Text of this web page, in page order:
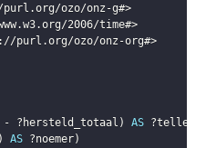
ozo/onz-g#>
2006/time#>
purl.org/ozo/onz-org#>
- ?hersteld_totaal ) AS ?teller
) AS ?noemer)